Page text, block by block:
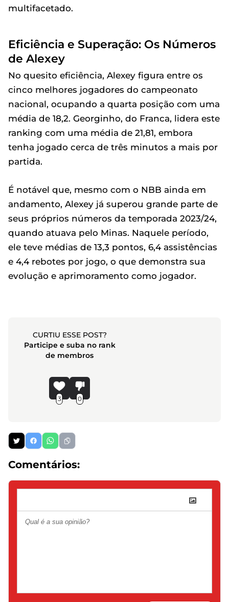
multifacetado.
Eficiência e Superação: Os Números
de Alexey
No quesito eficiência, Alexey figura entre os
cinco melhores jogadores do campeonato
nacional, ocupando a quarta posição com uma
média de 18,2. Georginho, do Franca, lidera este
ranking com uma média de 21,81, embora
tenha jogado cerca de três minutos a mais por
partida.
É notável que, mesmo com o NBB ainda em
andamento, Alexey já superou grande parte de
seus próprios números da temporada 2023/24,
quando atuava pelo Minas. Naquele período,
ele teve médias de 13,3 pontos, 6,4 assistências
e 4,4 rebotes por jogo, o que demonstra sua
evolução e aprimoramento como jogador.
CURTIU ESSE POST?
Participe e suba no rank
de membros
3 0
Comentários: